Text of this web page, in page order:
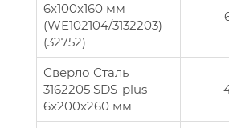
6x100x160 мм
(WE102104/3132203)
(32752)
Сверло Сталь
3162205 SDS-plus
6x200x260 мм